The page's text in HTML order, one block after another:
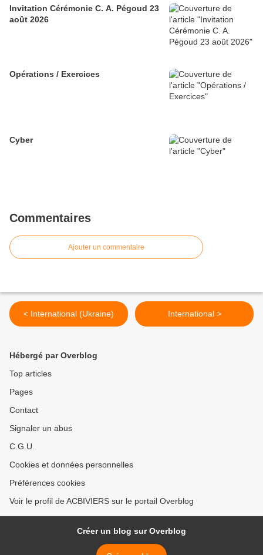
Invitation Cérémonie C. A. Pégoud 23
août 2026
Opérations / Exercices
Cyber
Commentaires
Ajouter un commentaire
< International (Ukraine) International >
Hébergé par Overblog
Top articles
Pages
Contact
Signaler un abus
C.G.U.
Cookies et données personnelles
Préférences cookies
Voir le profil de ACBIVIERS sur le portail Overblog
Créer un blog sur Overblog